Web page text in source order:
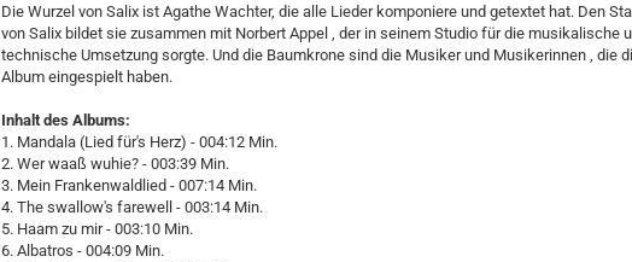
Die Wurzel von Salix ist Agathe Wachter, die alle Lieder komponiere und getextet hat. Den
von Salix bildet sie zusammen mit Norbert Appel , der in seinem Studio für die musikalische
technische Umsetzung sorgte. Und die Baumkrone sind die Musiker und Musikerinnen , die
Album eingespielt haben.
Inhalt des Albums:
1. Mandala (Lied für's Herz) - 004:12 Min.
2. Wer waaß wuhie? - 003:39 Min.
3. Mein Frankenwaldlied - 007:14 Min.
4. The swallow's farewell - 003:14 Min.
5. Haam zu mir - 003:10 Min.
6. Albatros - 004:09 Min.